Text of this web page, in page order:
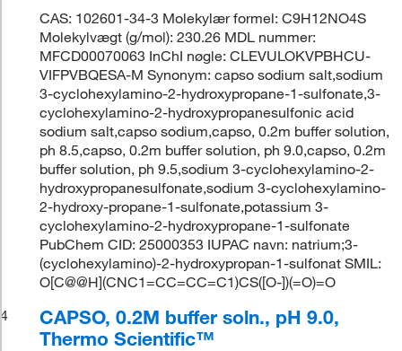
CAS: 102601-34-3 Molekylær formel: C9H12NO4S
Molekylvægt (g/mol): 230.26 MDL nummer:
MFCD00070063 InChI nøgle: CLEVULOKVPBHCU-
VIFPVBQESA-M Synonym: capso sodium salt,sodium
3-cyclohexylamino-2-hydroxypropane-1-sulfonate,3-
cyclohexylamino-2-hydroxypropanesulfonic acid
sodium salt,capso sodium,capso, 0.2m buffer solution,
ph 8.5,capso, 0.2m buffer solution, ph 9.0,capso, 0.2m
buffer solution, ph 9.5,sodium 3-cyclohexylamino-2-
hydroxypropanesulfonate,sodium 3-cyclohexylamino-
2-hydroxy-propane-1-sulfonate,potassium 3-
cyclohexylamino-2-hydroxypropane-1-sulfonate
PubChem CID: 25000353 IUPAC navn: natrium;3-
(cyclohexylamino)-2-hydroxypropan-1-sulfonat SMIL:
O[C@@H](CNC1=CC=CC=C1)CS([O-])(=O)=O
4
CAPSO, 0.2M buffer soln., pH 9.0,
Thermo Scientific™